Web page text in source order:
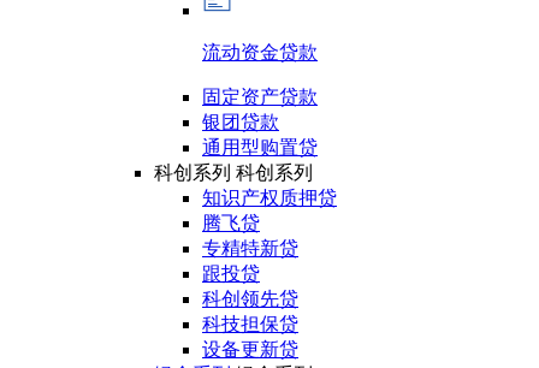
流动资金贷款
固定资产贷款
银团贷款
通用型购置贷
科创系列 科创系列
知识产权质押贷
腾飞贷
专精特新贷
跟投贷
科创领先贷
科技担保贷
设备更新贷